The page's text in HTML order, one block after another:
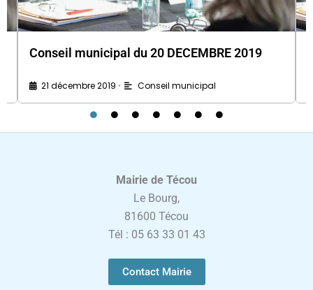
Conseil municipal du 20 DECEMBRE 2019
21 décembre 2019 • Conseil municipal
Mairie de Técou
Le Bourg,
81600 Técou
Tél : 05 63 33 01 43
Contact Mairie